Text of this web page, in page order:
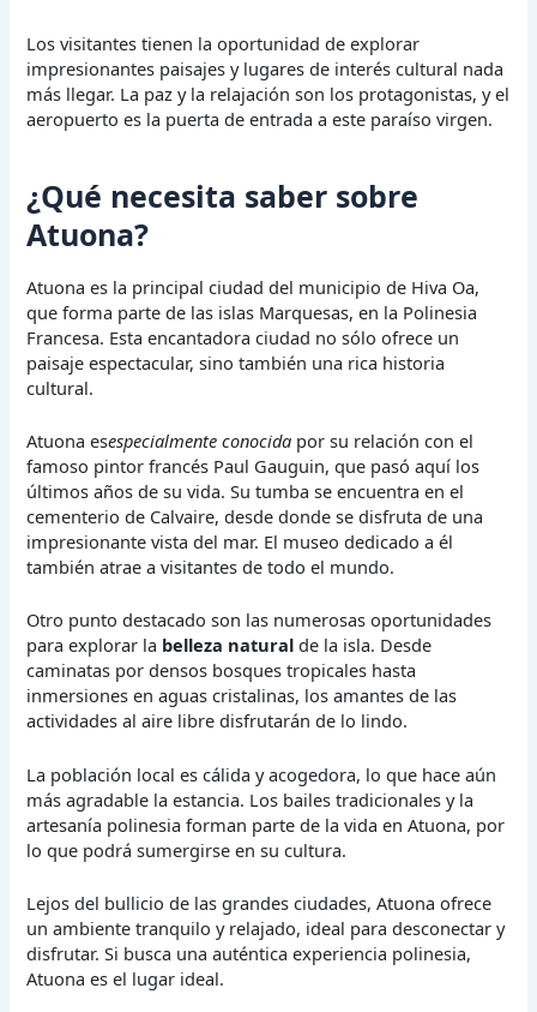
Los visitantes tienen la oportunidad de explorar
impresionantes paisajes y lugares de interés cultural nada
más llegar. La paz y la relajación son los protagonistas, y el
aeropuerto es la puerta de entrada a este paraíso virgen.
¿Qué necesita saber sobre
Atuona?
Atuona es la principal ciudad del municipio de Hiva Oa,
que forma parte de las islas Marquesas, en la Polinesia
Francesa. Esta encantadora ciudad no sólo ofrece un
paisaje espectacular, sino también una rica historia
cultural.
Atuona esespecialmente conocida por su relación con el
famoso pintor francés Paul Gauguin, que pasó aquí los
últimos años de su vida. Su tumba se encuentra en el
cementerio de Calvaire, desde donde se disfruta de una
impresionante vista del mar. El museo dedicado a él
también atrae a visitantes de todo el mundo.
Otro punto destacado son las numerosas oportunidades
para explorar la belleza natural de la isla. Desde
caminatas por densos bosques tropicales hasta
inmersiones en aguas cristalinas, los amantes de las
actividades al aire libre disfrutarán de lo lindo.
La población local es cálida y acogedora, lo que hace aún
más agradable la estancia. Los bailes tradicionales y la
artesanía polinesia forman parte de la vida en Atuona, por
lo que podrá sumergirse en su cultura.
Lejos del bullicio de las grandes ciudades, Atuona ofrece
un ambiente tranquilo y relajado, ideal para desconectar y
disfrutar. Si busca una auténtica experiencia polinesia,
Atuona es el lugar ideal.